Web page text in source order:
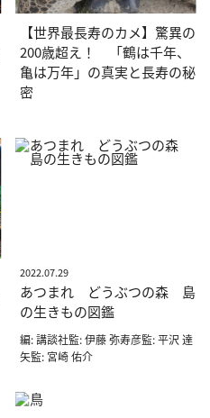
【世界最長寿のカメ】驚異の
200歳超え！ 「鶴は千年、
亀は万年」の真実と長寿の秘
密
2022.07.29
あつまれ どうぶつの森 島
の生きもの図鑑
編: 講談社監: 伊藤 弥寿彦監: 平沢 達
矢監: 宮崎 佑介